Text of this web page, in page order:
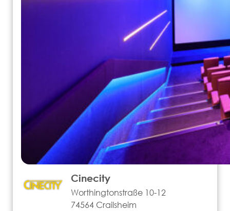
Cinecity
Worthingtonstraße 10-12
74564 Crailsheim